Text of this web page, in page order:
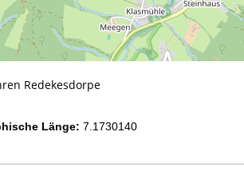
Redekesdorpe
Länge: 7.1730140